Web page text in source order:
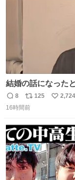
結婚の話になった
間に一族が潰える
望は"ある"って答
えて言葉を選んで
返
信
8
リ
ポ
ト
数
125
い
数
2,724
16時間前